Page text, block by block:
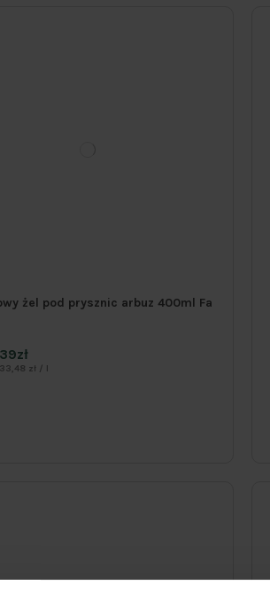
żel pod prysznic arbuz 400ml Fa
39zł
33,48 zł / l